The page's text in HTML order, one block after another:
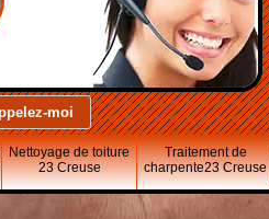
Nettoyage de toiture
23 Creuse
Traitement de
charpente23 Creuse